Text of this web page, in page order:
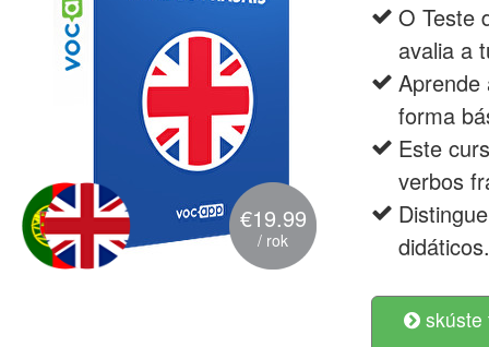
€19.99
/ rok
O Teste
avalia a
Aprende
forma
Este
verbos
didáticos.
skúste